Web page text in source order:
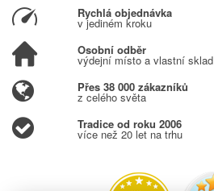
Rychlá objednávka
v jediném kroku
Osobní odběr
výdejní místo a vlastní sklad
Přes 38 000 zákazníků
z celého světa
Tradice od roku 2006
více než 20 let na trhu